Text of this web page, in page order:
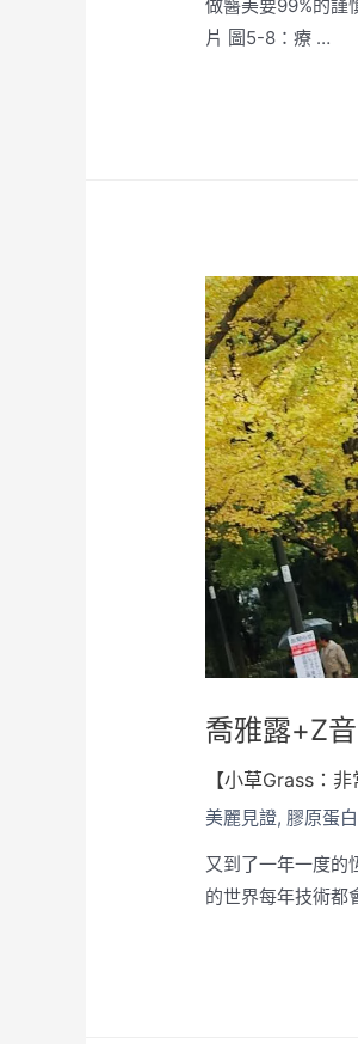
做醫美要99%的謹
片 圖5-8：療 …
喬雅露+Z
【小草Grass：
美麗見證, 膠原蛋
又到了一年一度的
的世界每年技術都